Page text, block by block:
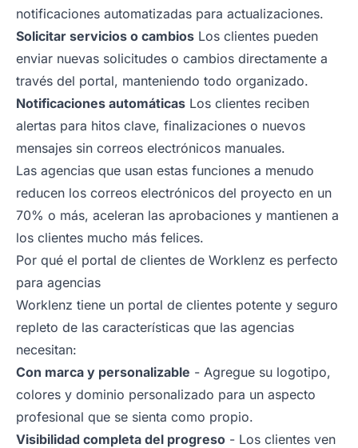
notificaciones automatizadas para actualizaciones.
Solicitar servicios o cambios Los clientes pueden
enviar nuevas solicitudes o cambios directamente a
través del portal, manteniendo todo organizado.
Notificaciones automáticas Los clientes reciben
alertas para hitos clave, finalizaciones o nuevos
mensajes sin correos electrónicos manuales.
Las agencias que usan estas funciones a menudo
reducen los correos electrónicos del proyecto en un
70% o más, aceleran las aprobaciones y mantienen a
los clientes mucho más felices.
Por qué el portal de clientes de Worklenz es perfecto
para agencias
Worklenz tiene un portal de clientes potente y seguro
repleto de las características que las agencias
necesitan:
Con marca y personalizable - Agregue su logotipo,
colores y dominio personalizado para un aspecto
profesional que se sienta como propio.
Visibilidad completa del progreso - Los clientes ven